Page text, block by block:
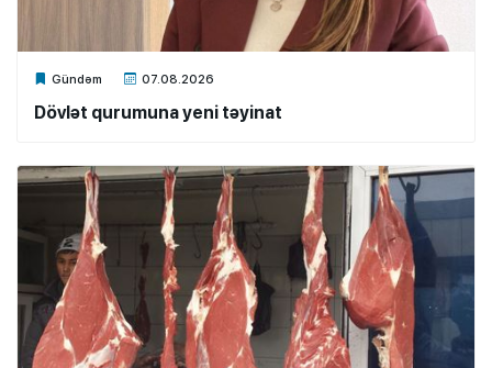
Gündəm 07.08.2026
Xalq.Online
Dövlət qurumuna yeni təyinat